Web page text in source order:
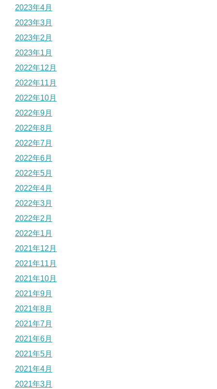
2023年4月
2023年3月
2023年2月
2023年1月
2022年12月
2022年11月
2022年10月
2022年9月
2022年8月
2022年7月
2022年6月
2022年5月
2022年4月
2022年3月
2022年2月
2022年1月
2021年12月
2021年11月
2021年10月
2021年9月
2021年8月
2021年7月
2021年6月
2021年5月
2021年4月
2021年3月